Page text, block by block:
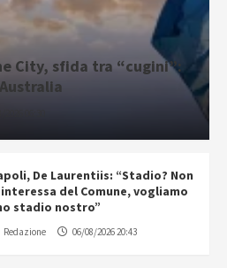
City, sfida tra “cugini”:
De Laurentiis: “Stadio? Non
del Comune, vogliamo
stadio nostro”
Redazione 06/08/2026 20:43